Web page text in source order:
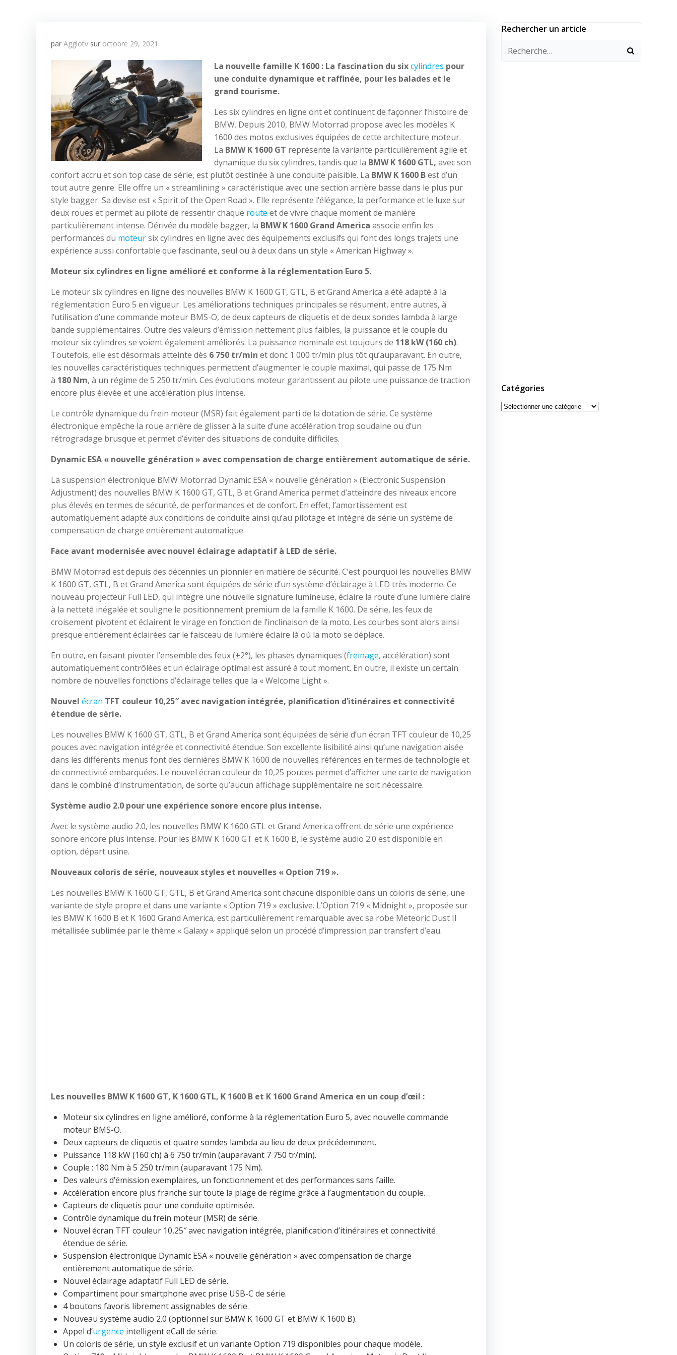
par Agglotv sur octobre 29, 2021
La nouvelle famille K 1600 : La fascination du sixcylindres pour
une conduite dynamique et raffinée, pour les balades et le
grand tourisme.
Les six cylindres en ligne ont et continuent de façonner l’histoire de
BMW. Depuis 2010, BMW Motorrad propose avec les modèles K
1600 des motos exclusives équipées de cette architecture moteur.
La BMW K 1600 GT représente la variante particulièrement agile et
dynamique du six cylindres, tandis que la BMW K 1600 GTL, avec son
confort accru et son top case de série, est plutôt destinée à une conduite paisible. La BMW K 1600 Best d’un
tout autre genre. Elle offre un « streamlining » caractéristique avec une section arrière basse dans le plus pur
style bagger. Sa devise est « Spirit of the Open Road ». Elle représente l’élégance, la performance et le luxe sur
deux roues et permet au pilote de ressentir chaque route et de vivre chaque moment de manière
particulièrement intense. Dérivée du modèle bagger, la BMW K 1600 Grand America associe enfin les
performances du moteursix cylindres en ligne avec des équipements exclusifs qui font des longs trajets une
expérience aussi confortable que fascinante, seul ou à deux dans un style « American Highway ».
Moteur six cylindres en ligne amélioré et conforme à la réglementation Euro 5.
Le moteur six cylindres en ligne des nouvelles BMW K 1600 GT, GTL, B et Grand America a été adapté à la
réglementation Euro 5 en vigueur. Les améliorations techniques principales se résument, entre autres, à
l’utilisation d’une commande moteur BMS-O, de deux capteurs de cliquetis et de deux sondes lambda à large
bande supplémentaires. Outre des valeurs d’émission nettement plus faibles, la puissance et le couple du
moteur six cylindres se voient également améliorés. La puissance nominale est toujours de 118 kW (160 ch).
Toutefois, elle est désormais atteinte dès 6 750 tr/min et donc 1 000 tr/min plus tôt qu’auparavant. En outre,
les nouvelles caractéristiques techniques permettent d’augmenter le couple maximal, qui passe de 175 Nm
à 180 Nm, à un régime de 5 250 tr/min. Ces évolutions moteur garantissent au pilote une puissance de traction
encore plus élevée et une accélération plus intense.
Le contrôle dynamique du frein moteur (MSR) fait également parti de la dotation de série. Ce système
électronique empêche la roue arrière de glisser à la suite d’une accélération trop soudaine ou d’un
rétrogradage brusque et permet d’éviter des situations de conduite difficiles.
Dynamic ESA « nouvelle génération » avec compensation de charge entièrement automatique de série.
La suspension électronique BMW Motorrad Dynamic ESA « nouvelle génération » (Electronic Suspension
Adjustment) des nouvelles BMW K 1600 GT, GTL, B et Grand America permet d’atteindre des niveaux encore
plus élevés en termes de sécurité, de performances et de confort. En effet, l’amortissement est
automatiquement adapté aux conditions de conduite ainsi qu’au pilotage et intègre de série un système de
compensation de charge entièrement automatique.
Face avant modernisée avec nouvel éclairage adaptatif à LED de série.
BMW Motorrad est depuis des décennies un pionnier en matière de sécurité. C’est pourquoi les nouvelles BMW
K 1600 GT, GTL, B et Grand America sont équipées de série d’un système d’éclairage à LED très moderne. Ce
nouveau projecteur Full LED, qui intègre une nouvelle signature lumineuse, éclaire la route d’une lumière claire
à la netteté inégalée et souligne le positionnement premium de la famille K 1600. De série, les feux de
croisement pivotent et éclairent le virage en fonction de l’inclinaison de la moto. Les courbes sont alors ainsi
presque entièrement éclairées car le faisceau de lumière éclaire là où la moto se déplace.
En outre, en faisant pivoter l’ensemble des feux (±2°), les phases dynamiques (freinage, accélération) sont
automatiquement contrôlées et un éclairage optimal est assuré à tout moment. En outre, il existe un certain
nombre de nouvelles fonctions d’éclairage telles que la « Welcome Light ».
Nouvel écran TFT couleur 10,25″ avec navigation intégrée, planification d’itinéraires et connectivité
étendue de série.
Les nouvelles BMW K 1600 GT, GTL, B et Grand America sont équipées de série d’un écran TFT couleur de 10,25
pouces avec navigation intégrée et connectivité étendue. Son excellente lisibilité ainsi qu’une navigation aisée
dans les différents menus font des dernières BMW K 1600 de nouvelles références en termes de technologie et
de connectivité embarquées. Le nouvel écran couleur de 10,25 pouces permet d’afficher une carte de navigation
dans le combiné d’instrumentation, de sorte qu’aucun affichage supplémentaire ne soit nécessaire.
Système audio 2.0 pour une expérience sonore encore plus intense.
Avec le système audio 2.0, les nouvelles BMW K 1600 GTL et Grand America offrent de série une expérience
sonore encore plus intense. Pour les BMW K 1600 GT et K 1600 B, le système audio 2.0 est disponible en
option, départ usine.
Nouveaux coloris de série, nouveaux styles et nouvelles « Option 719 ».
Les nouvelles BMW K 1600 GT, GTL, B et Grand America sont chacune disponible dans un coloris de série, une
variante de style propre et dans une variante « Option 719 » exclusive. L’Option 719 « Midnight », proposée sur
les BMW K 1600 B et K 1600 Grand America, est particulièrement remarquable avec sa robe Meteoric Dust II
métallisée sublimée par le thème « Galaxy » appliqué selon un procédé d’impression par transfert d’eau.
Les nouvelles BMW K 1600 GT, K 1600 GTL, K 1600 B et K 1600 Grand America en un coup d’œil :
Moteur six cylindres en ligne amélioré, conforme à la réglementation Euro 5, avec nouvelle commande
moteur BMS-O.
Deux capteurs de cliquetis et quatre sondes lambda au lieu de deux précédemment.
Puissance 118 kW (160 ch) à 6 750 tr/min (auparavant 7 750 tr/min).
Couple : 180 Nm à 5 250 tr/min (auparavant 175 Nm).
Des valeurs d’émission exemplaires, un fonctionnement et des performances sans faille.
Accélération encore plus franche sur toute la plage de régime grâce à l’augmentation du couple.
Capteurs de cliquetis pour une conduite optimisée.
Contrôle dynamique du frein moteur (MSR) de série.
Nouvel écran TFT couleur 10,25″ avec navigation intégrée, planification d’itinéraires et connectivité
étendue de série.
Suspension électronique Dynamic ESA « nouvelle génération » avec compensation de charge
entièrement automatique de série.
Nouvel éclairage adaptatif Full LED de série.
Compartiment pour smartphone avec prise USB-C de série.
4 boutons favoris librement assignables de série.
Nouveau système audio 2.0 (optionnel sur BMW K 1600 GT et BMW K 1600 B).
Appel d’urgence intelligent eCall de série.
Un coloris de série, un style exclusif et un variante Option 719 disponibles pour chaque modèle.
Rechercher un article
Catégories
Catégories